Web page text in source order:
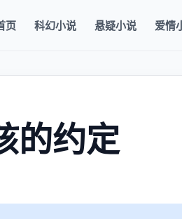
页 科幻小说 悬疑小说 爱情
的约定